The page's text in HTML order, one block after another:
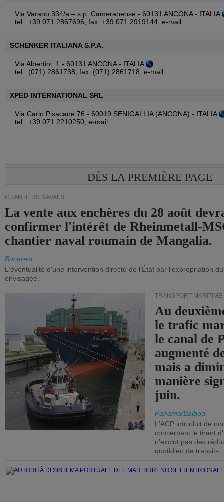
Via Varano 334/a – s.p. Cameranense - 60131 ANCONA - ITALIA
tel.: +39 071 2867696, fax: +39 071 2919144, e-mail
SCHENKER ITALIANA S.P.A.
Via Albertini, 1 - 60131 ANCONA - ITALIA
tel.: (071) 2861738, fax: (071) 2861718, e-mail
XPED INTERNATIONAL SRL
Via Carlo Pisacane 76 - 60019 SENIGALLIA (ANCONA) - ITALIA
tel.: +39 071 2210250, e-mail
DÈS LA PREMIÈRE PAGE
CHANTIERS NAVALS
La vente aux enchères du 28 août
confirmer l'intérêt de Rheinmetall-
chantier naval roumain de Mangalia.
Bucarest
L'éventualité d'une intervention directe de l'État par l'expropriation
envisagée.
TRANSPORT MARITIME
Au
le trafic
le canal de
augmenté
mais a
manière
juin.
Panama/Balboa
L'ACP introduit de
concernant le tirant
n'exclut pas des
quotidien de transits.